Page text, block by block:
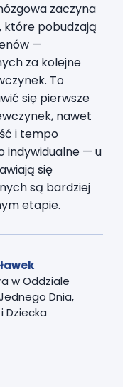
zaczyna
które pobudzają
—
za kolejne
To
się pierwsze
nawet
i tempo
indywidualne — u
się
są bardziej
etapie.
w Oddziale
Dnia,
Dziecka